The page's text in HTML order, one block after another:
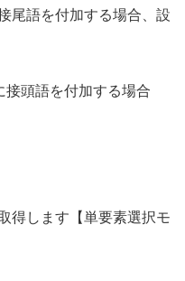
語を付加する場合、設
語を付加する場合
します【単要素選択モ